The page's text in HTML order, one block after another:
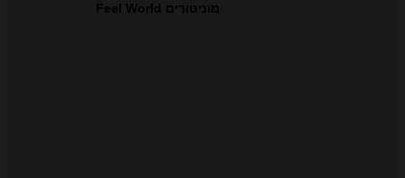
מוניטורים Feel World